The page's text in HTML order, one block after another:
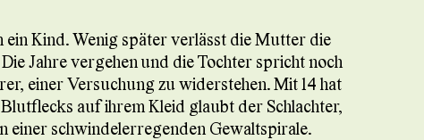
ein Kind. Wenig später verlässt die Mutter die
Jahre vergehen und die Tochter spricht noch
einer Versuchung zu widerstehen. Mit 14 hat
auf ihrem Kleid glaubt der Schlachter,
einer schwindelerregenden Gewaltspirale.